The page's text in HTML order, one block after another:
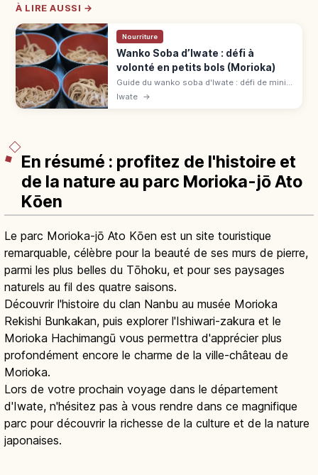
À LIRE AUSSI →
Nourriture
Wanko Soba d’Iwate : défi à
volonté en petits bols (Morioka)
Guide du wanko soba d'Iwate : défi de mini-
bols à volonté, bonnes adresses comme
Iwate →
En résumé : profitez de l'histoire et
de la nature au parc Morioka-jō Ato
Kōen
Le parc Morioka-jō Ato Kōen est un site touristique
remarquable, célèbre pour la beauté de ses murs de pierre,
parmi les plus belles du Tōhoku, et pour ses paysages
naturels au fil des quatre saisons.
Découvrir l'histoire du clan Nanbu au musée Morioka
Rekishi Bunkakan, puis explorer l'Ishiwari-zakura et le
Morioka Hachimangū vous permettra d'apprécier plus
profondément encore le charme de la ville-château de
Morioka.
Lors de votre prochain voyage dans le département
d'Iwate, n'hésitez pas à vous rendre dans ce magnifique
parc pour découvrir la richesse de la culture et de la nature
japonaises.